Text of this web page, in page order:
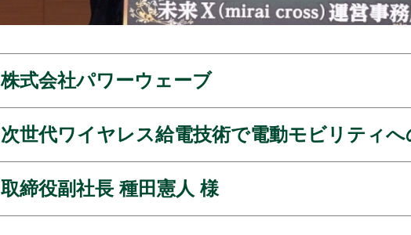
株式会社パワーウェーブ
次世代ワイヤレス給電技術で電動モビリティ
取締役副社長 種田憲人 様